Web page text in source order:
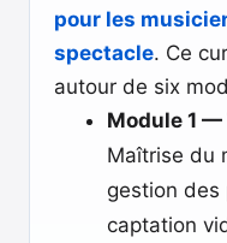
pour les
spectacle. Ce
autour de six
Module 1 —
Maîtrise du
gestion des
captation